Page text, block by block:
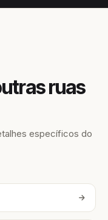
ruas
específicos do